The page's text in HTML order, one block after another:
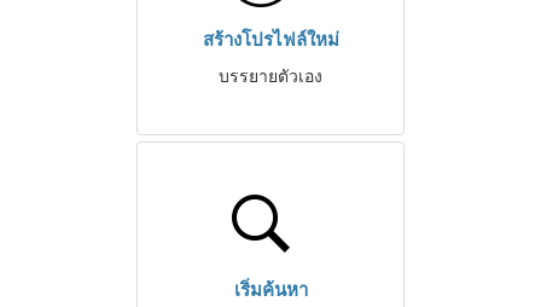
สร้างโปรไฟล์ใหม่
บรรยายตัวเอง
เริ่มค้นหา